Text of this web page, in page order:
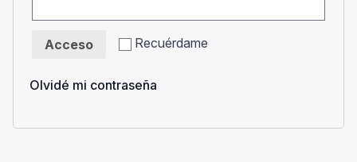
Recuérdame
Acceso
Olvidé mi contraseña